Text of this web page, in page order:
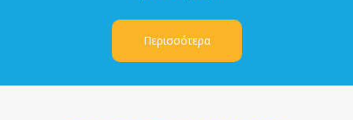
Περισσότερα